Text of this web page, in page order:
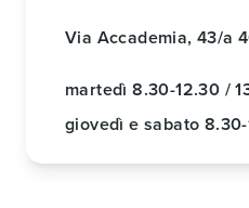
Via Accademia, 43/a
martedì 8.30-12.30 /
giovedì e sabato